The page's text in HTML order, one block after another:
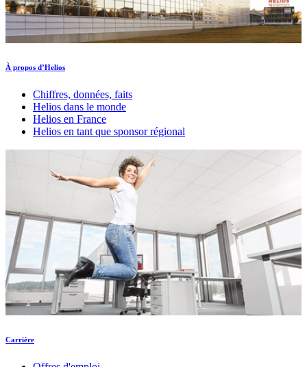
À propos d’Helios
Chiffres, données, faits
Helios dans le monde
Helios en France
Helios en tant que sponsor régional
Carrière